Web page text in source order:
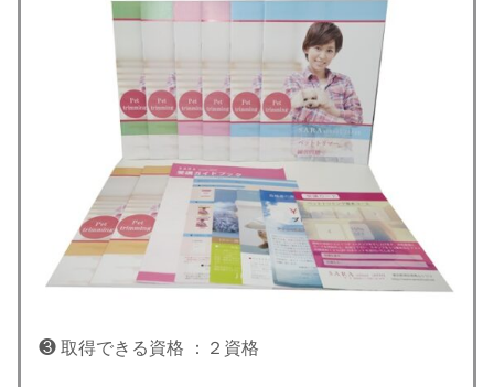
❸ 取得できる資格 ：２資格